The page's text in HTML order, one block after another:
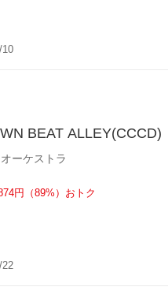
10
BEAT ALLEY(CCCD)
ーケストラ
円（89%）おトク
22